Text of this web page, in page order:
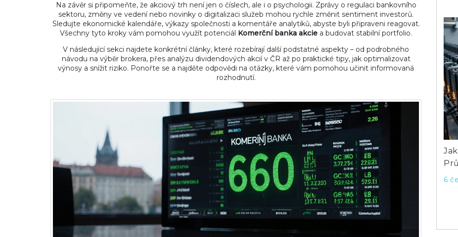
Na závěr si připomeňte, že akciový trh není jen o číslech, ale i o psychologii. Zprávy o regulaci bankovního
sektoru, změny ve vedení nebo novinky o digitalizaci služeb mohou rychle změnit sentiment investorů.
Sledujte ekonomické kalendáře, výkazy společnosti a komentáře analytiků, abyste byli připraveni reagovat.
Všechny tyto kroky vám pomohou využít potenciál Komerční banka akcie a budovat stabilní portfolio.
V následující sekci najdete konkrétní články, které rozebírají další podstatné aspekty – od podrobného
návodu na výběr brokera, přes analýzu dividendových akcií v ČR až po praktické tipy, jak optimalizovat
výnosy a snížit riziko. Ponořte se a najděte odpovědi na otázky, které vám pomohou učinit informovaná
rozhodnutí.
Kdo nakupuje státní dluhopisy?
Přehled investorů, bank a centrálních
institucí
8 čec 2026
6